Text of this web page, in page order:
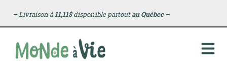
–Livraison à11,11$disponible partoutau Québec –